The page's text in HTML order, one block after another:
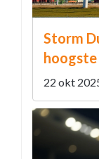
Storm
energie
22 okt